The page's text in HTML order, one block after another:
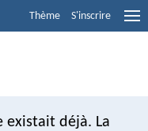
Thème S'inscrire
existait déjà. La